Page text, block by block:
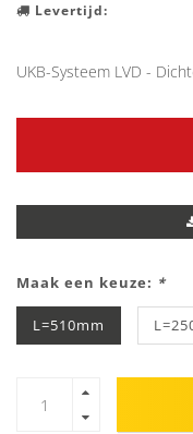
Levertijd:
UKB-Systeem LVD -
Maak een keuze: *
L=510mm